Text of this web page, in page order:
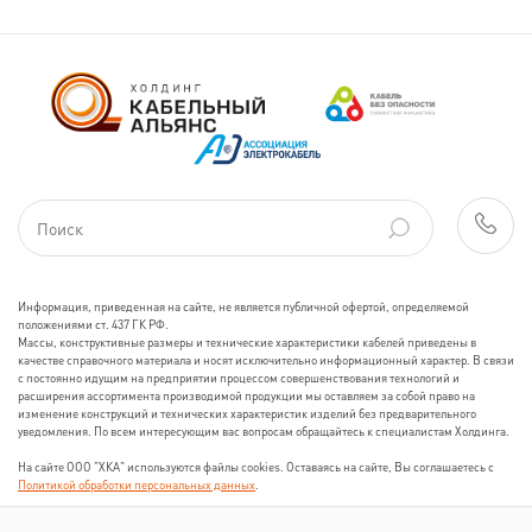
технической эксплуатации и
правилами технической
безопасности при эксплуатации
утвержденными Госэнергонадзором.
- Не допускается барабан с кабелем
класть плашмя, сматывать кабель
- Перекатывание барабана с
кабелем необходимо производить
по стрелке, нанесенной на щеке
барабана и указывающей
направление вращения барабана.
- Запрещается перемещение
кабелей волоком по любой
поверхности с применением
Информация, приведенная на сайте, не является публичной офертой, определяемой
положениями ст. 437 ГК РФ.
Массы, конструктивные размеры и технические характеристики кабелей приведены в
качестве справочного материала и носят исключительно информационный характер. В связи
с постоянно идущим на предприятии процессом совершенствования технологий и
расширения ассортимента производимой продукции мы оставляем за собой право на
изменение конструкций и технических характеристик изделий без предварительного
уведомления. По всем интересующим вас вопросам обращайтесь к специалистам Холдинга.
На сайте ООО "ХКА" используются файлы cookies. Оставаясь на сайте, Вы соглашаетесь с
Политикой обработки персональных данных